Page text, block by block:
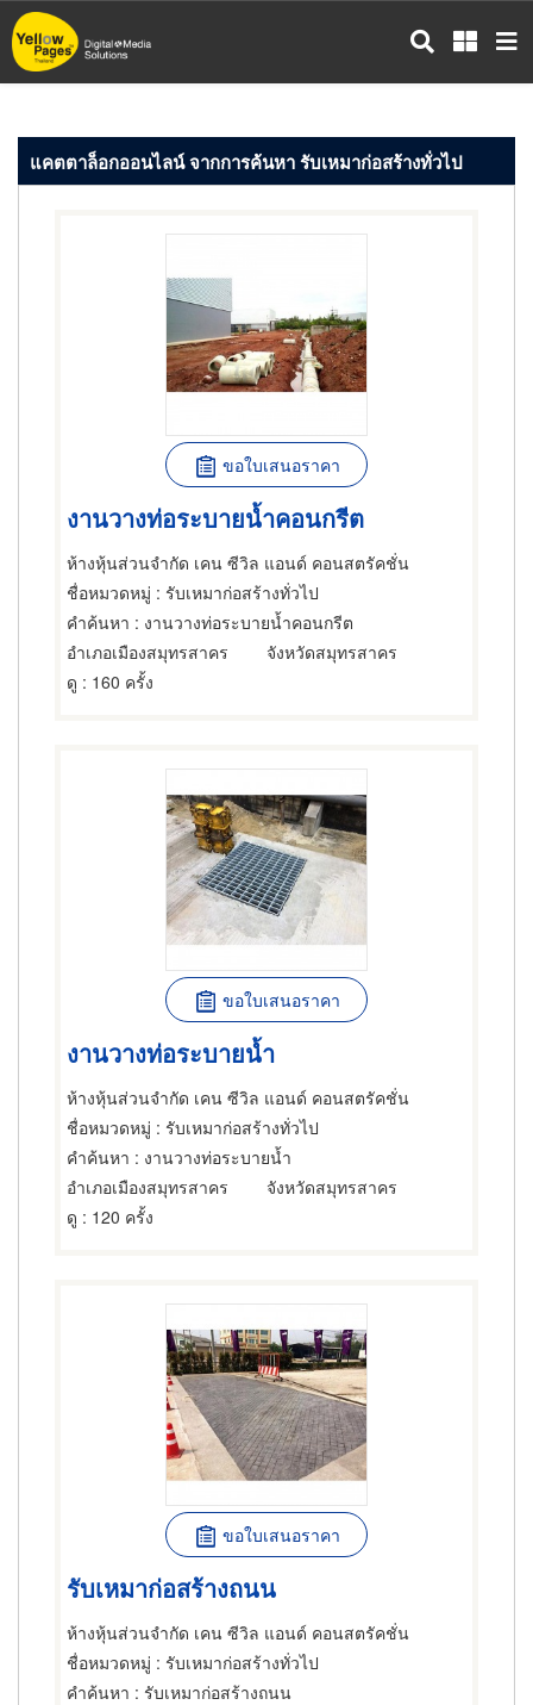
ข้าม
ไป
หลัก
แคตตาล็อกออนไลน์ จากการค้นหา รับเหมาก่อสร้างทั่วไป
ขอใบเสนอราคา
งานวางท่อระบายน้ำคอนกรีต
ห้างหุ้นส่วนจำกัด เคน ซีวิล แอนด์ คอนสตรัคชั่น
ชื่อหมวดหมู่ : รับเหมาก่อสร้างทั่วไป
คำค้นหา : งานวางท่อระบายน้ำคอนกรีต
อำเภอเมืองสมุทรสาคร
จังหวัดสมุทรสาคร
ดู : 160 ครั้ง
ขอใบเสนอราคา
งานวางท่อระบายน้ำ
ห้างหุ้นส่วนจำกัด เคน ซีวิล แอนด์ คอนสตรัคชั่น
ชื่อหมวดหมู่ : รับเหมาก่อสร้างทั่วไป
คำค้นหา : งานวางท่อระบายน้ำ
อำเภอเมืองสมุทรสาคร
จังหวัดสมุทรสาคร
ดู : 120 ครั้ง
ขอใบเสนอราคา
รับเหมาก่อสร้างถนน
ห้างหุ้นส่วนจำกัด เคน ซีวิล แอนด์ คอนสตรัคชั่น
ชื่อหมวดหมู่ : รับเหมาก่อสร้างทั่วไป
คำค้นหา : รับเหมาก่อสร้างถนน